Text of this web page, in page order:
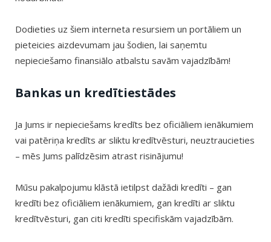
Dodieties uz šiem interneta resursiem un portāliem un
pieteicies aizdevumam jau šodien, lai saņemtu
nepieciešamo finansiālo atbalstu savām vajadzībām!
Bankas un kredītiestādes
Ja Jums ir nepieciešams kredīts bez oficiāliem ienākumiem
vai patēriņa kredīts ar sliktu kredītvēsturi, neuztraucieties
– mēs Jums palīdzēsim atrast risinājumu!
Mūsu pakalpojumu klāstā ietilpst dažādi kredīti – gan
kredīti bez oficiāliem ienākumiem, gan kredīti ar sliktu
kredītvēsturi, gan citi kredīti specifiskām vajadzībām.